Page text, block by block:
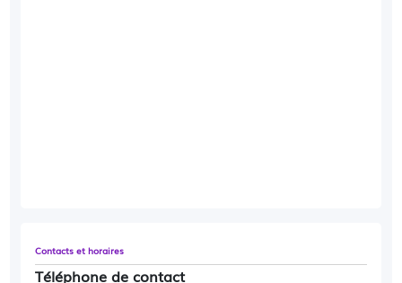
Contacts et horaires
Téléphone de contact